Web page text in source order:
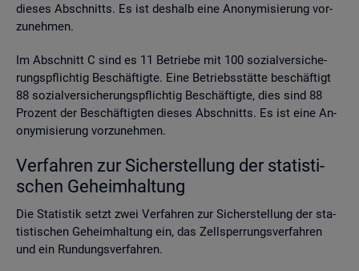
die­ses Ab­schnitts. Es ist des­halb eine An­ony­mi­sie­rung vor­
zu­neh­men.
Im Ab­schnitt C sind es 11 Be­trie­be mit 100 so­zi­al­ver­si­che­
rungs­pflich­tig Be­schäf­tig­te. Eine Be­triebs­stät­te be­schäf­tigt
88 so­zi­al­ver­si­che­rungs­pflich­tig Be­schäf­tig­te, dies sind 88
Pro­zent der Be­schäf­tig­ten die­ses Ab­schnitts. Es ist eine An­
ony­mi­sie­rung vor­zu­neh­men.
Ver­fah­ren zur Si­cher­stel­lung der sta­tis­ti­
schen Ge­heim­hal­tung
Die Sta­tis­tik setzt zwei Ver­fah­ren zur Si­cher­stel­lung der sta­
tis­ti­schen Ge­heim­hal­tung ein, das Zell­sper­rungs­ver­fah­ren
und ein Run­dungs­ver­fah­ren.